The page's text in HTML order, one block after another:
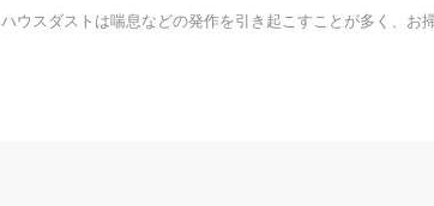
ハウスダストは喘息などの発作を引き起こすことが多く、お